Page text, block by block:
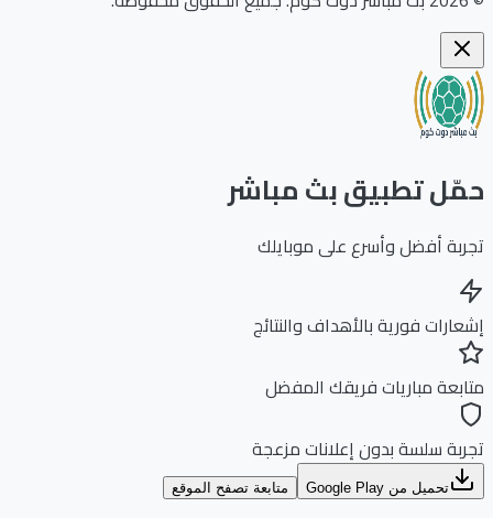
تطبيق بث مباشر
أفضل وأسرع على موبايلك
فورية بالأهداف والنتائج
مباريات فريقك المفضل
سلسة بدون إعلانات مزعجة
تحميل من Google Play متابعة تصفح الموقع